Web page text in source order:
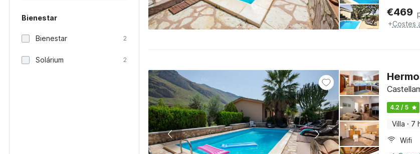
Bienestar
Bienestar 2
Solárium 2
€469
+Costes
4.2 / 5
Villa · 7
Wifi